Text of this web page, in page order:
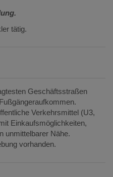
tätig.
Geschäftsstraßen
Verkehrsmittel (U3,
Einkaufsmöglichkeiten,
unmittelbarer Nähe.
vorhanden.